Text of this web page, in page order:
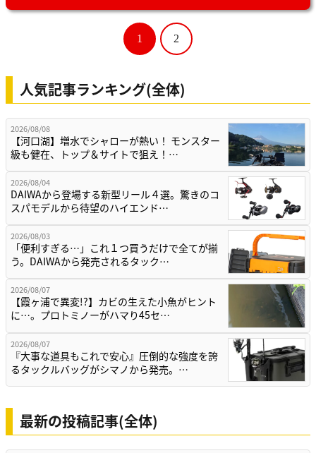
1 2
人気記事ランキング(全体)
2026/08/08
【河口湖】増水でシャローが熱い！ モンスター
級も健在、トップ＆サイトで狙え！…
2026/08/04
DAIWAから登場する新型リール４選。驚きのコ
スパモデルから待望のハイエンド…
2026/08/03
「便利すぎる…」これ１つ買うだけで全てが揃
う。DAIWAから発売されるタック…
2026/08/07
【霞ヶ浦で異変!?】カビの生えた小魚がヒント
に…。プロトミノーがハマり45セ…
2026/08/07
『大事な道具もこれで安心』圧倒的な強度を誇
るタックルバッグがシマノから発売。…
最新の投稿記事(全体)